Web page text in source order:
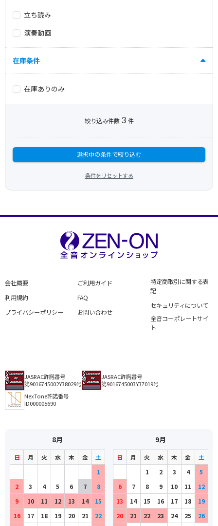
立ち読み
演奏動画
在庫条件
在庫ありのみ
絞り込み件数 3 件
選択中の条件で絞り込む
条件をリセットする
会社概要
利用規約
プライバシーポリシー
ご利用ガイド
FAQ
お問い合わせ
特定商取引に関する表
記
セキュリティについて
全音コーポレートサイ
ト
JASRAC許諾番号
第9016745002Y38029号
JASRAC許諾番号
第9016745003Y37019号
NexTone許諾番号
ID000005690
8月
日 月 火 水 木 金
土
1
2
3 4 5 6 7
8
9
10 11 12 13 14
15
16
17 18 19 20 21 22
9月
日 月 火 水 木 金
土
1
2 3 4
5
6
7 8 9 10 11
12
13
14 15 16 17 18
19
20
21 22 23 24 25 26